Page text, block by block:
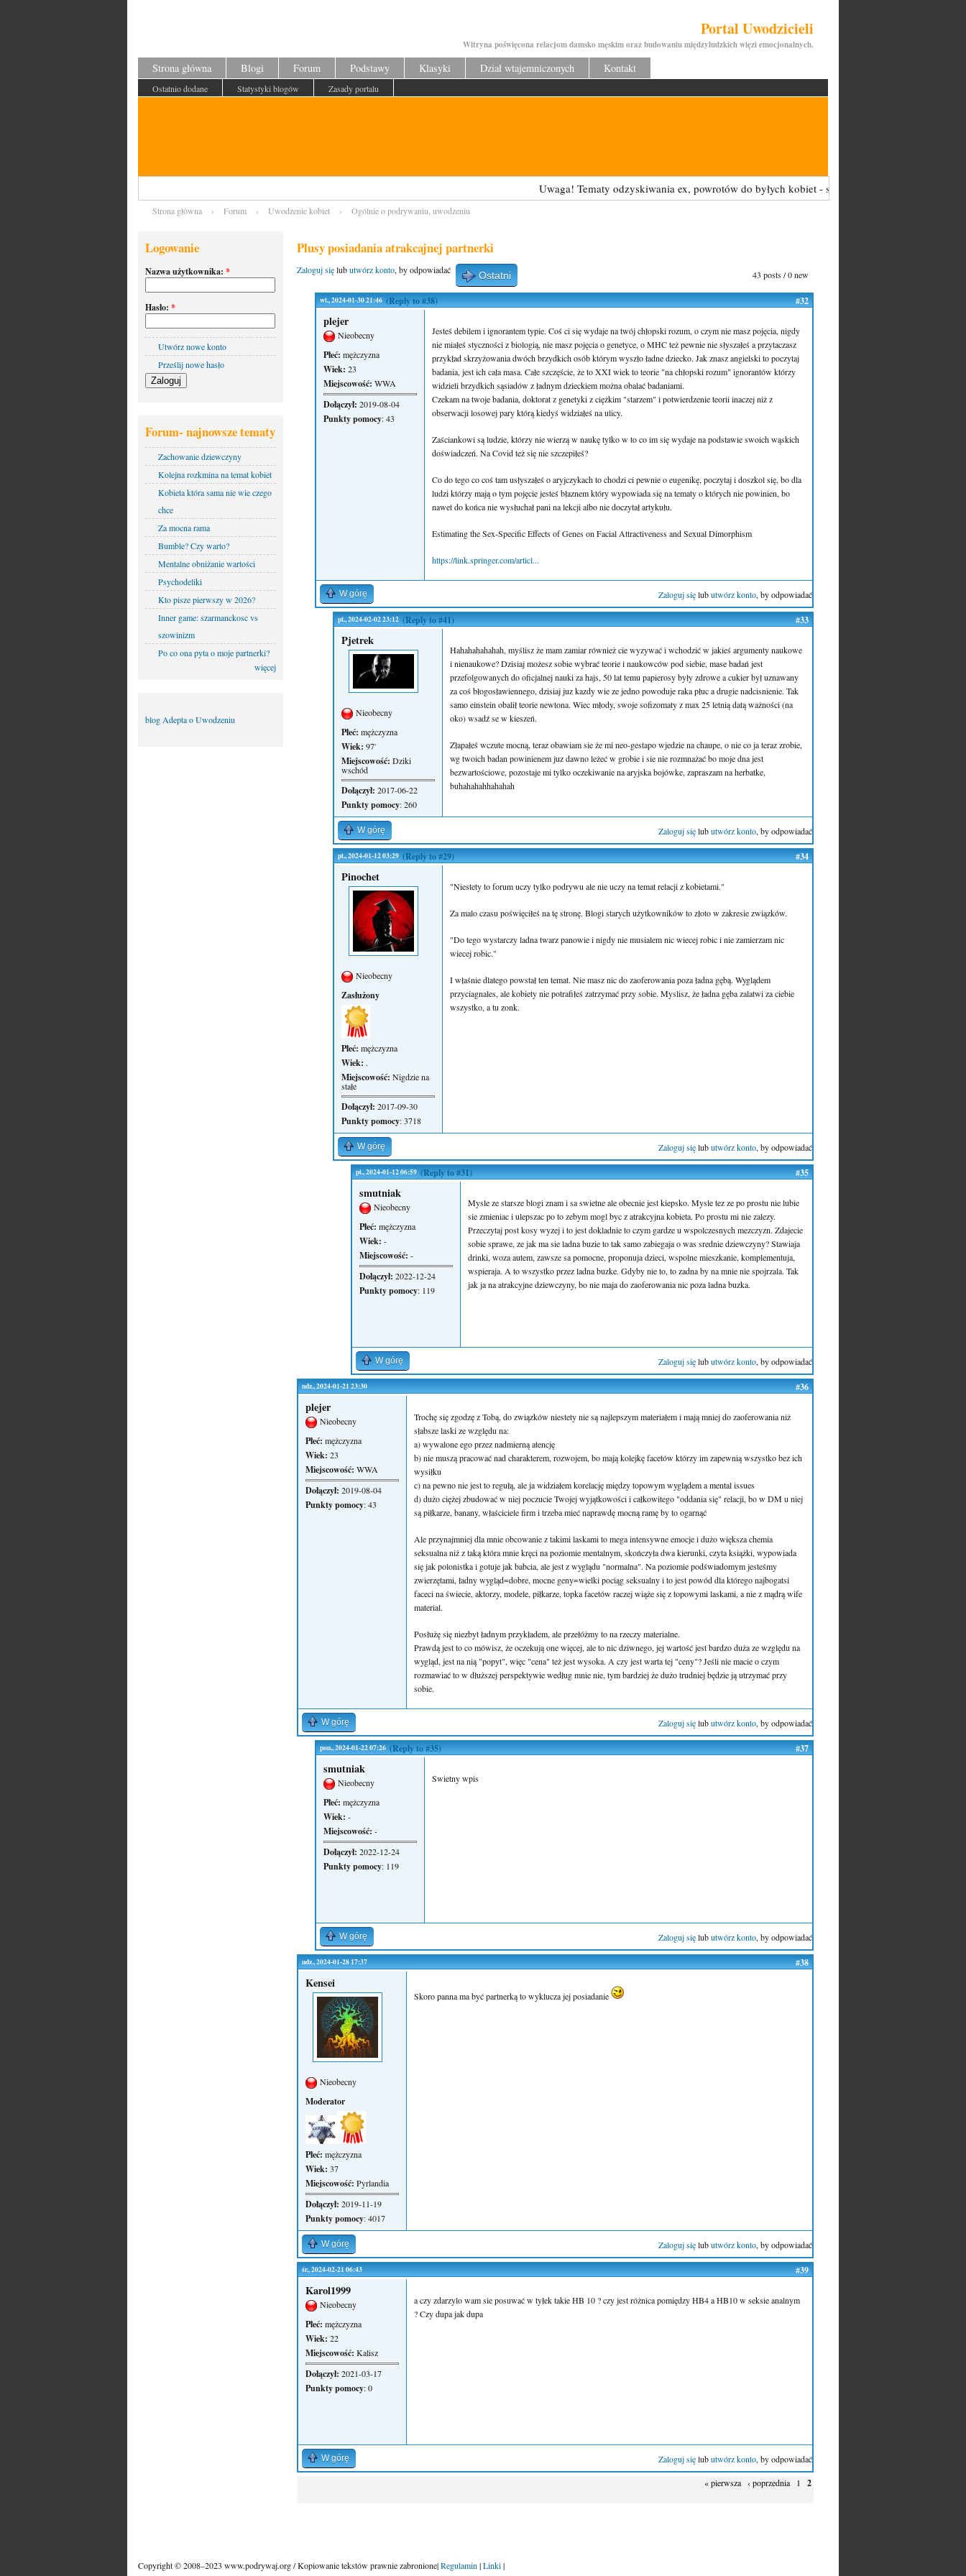
Portal Uwodzicieli
Witryna poświęcona relacjom damsko męskim oraz budowaniu międzyludzkich więzi emocjonalnych.
Strona główna Blogi Forum Podstawy Klasyki Dział wtajemniczonych Kontakt
Ostatnio dodane Statystyki blogów Zasady portalu
Uwaga! Tematy odzyskiwania ex, powrotów do byłych kobiet - są tu zabronione i będą
Strona główna › Forum › Uwodzenie kobiet › Ogólnie o podrywaniu, uwodzeniu
Logowanie
Nazwa użytkownika: *
Hasło: *
Utwórz nowe konto
Prześlij nowe hasło
Forum- najnowsze tematy
Zachowanie dziewczyny
Kolejna rozkmina na temat kobiet
Kobieta która sama nie wie czego
chce
Za mocna rama
Bumble? Czy warto?
Mentalne obniżanie wartości
Psychodeliki
Kto pisze pierwszy w 2026?
Inner game: szarmanckosc vs
szowinizm
Po co ona pyta o moje partnerki?
więcej
blog Adepta o Uwodzeniu
Plusy posiadania atrakcajnej partnerki
43 posts / 0 new
Zaloguj sięlubutwórz konto, by odpowiadać Ostatni
wt., 2024-01-30 21:46 (Reply to #38) #32
plejer
Nieobecny
Płeć: mężczyzna
Wiek: 23
Miejscowość: WWA
Dołączył: 2019-08-04
Punkty pomocy: 43
Jesteś debilem i ignorantem typie. Coś ci się wydaje na twój chłopski rozum, o czym nie masz pojęcia, nigdy
nie miałeś styczności z biologią, nie masz pojęcia o genetyce, o MHC też pewnie nie słyszałeś a przytaczasz
przykład skrzyżowania dwóch brzydkich osób którym wyszło ładne dziecko. Jak znasz angielski to poczytaj
badania, jest ich cała masa. Całe szczęście, że to XXI wiek to teorie "na chłopski rozum" ignorantów którzy
widzieli brzydkich sąsiadów z ładnym dzieckiem można obalać badaniami.
Czekam na twoje badania, doktorat z genetyki z ciężkim "starzem" i potwierdzenie teorii inaczej niż z
obserwacji losowej pary którą kiedyś widziałeś na ulicy.
Zaściankowi są ludzie, którzy nie wierzą w naukę tylko w to co im się wydaje na podstawie swoich wąskich
doświadczeń. Na Covid też się nie szczepiłeś?
Co do tego co coś tam usłyszałeś o aryjczykach to chodzi ci pewnie o eugenikę, poczytaj i doszkol się, bo dla
ludzi którzy mają o tym pojęcie jesteś błaznem który wypowiada się na tematy o których nie powinien, bo
nawet do końca nie wysłuchał pani na lekcji albo nie doczytał artykułu.
Estimating the Sex-Specific Effects of Genes on Facial Attractiveness and Sexual Dimorphism
https://link.springer.com/articl...
W górę Zaloguj sięlubutwórz konto, by odpowiadać
pt., 2024-02-02 23:12 (Reply to #41) #33
Pjetrek
Nieobecny
Płeć: mężczyzna
Wiek: 97'
Miejscowość: Dziki
wschód
Dołączył: 2017-06-22
Punkty pomocy: 260
Hahahahahahah, myślisz że mam zamiar również cie wyzywać i wchodzić w jakieś argumenty naukowe
i nienaukowe? Dzisiaj możesz sobie wybrać teorie i naukowców pod siebie, mase badań jest
przefolgowanych do oficjalnej nauki za hajs, 50 lat temu papierosy były zdrowe a cukier był uznawany
za coś błogosławiennego, dzisiaj juz kazdy wie ze jedno powoduje raka płuc a drugie nadcisnienie. Tak
samo einstein obalił teorie newtona. Wiec młody, swoje sofizomaty z max 25 letnią datą ważności (na
oko) wsadź se w kieszeń.
Złapałeś wczute mocną, teraz obawiam sie że mi neo-gestapo wjedzie na chaupe, o nie co ja teraz zrobie,
wg twoich badan powinienem juz dawno leżeć w grobie i sie nie rozmnażać bo moje dna jest
bezwartościowe, pozostaje mi tylko oczekiwanie na aryjska bojówke, zapraszam na herbatke,
buhahahahhahahah
W górę Zaloguj sięlubutwórz konto, by odpowiadać
pt., 2024-01-12 03:29 (Reply to #29) #34
Pinochet
Nieobecny
Zasłużony
Płeć: mężczyzna
Wiek: .
Miejscowość: Nigdzie na
stałe
Dołączył: 2017-09-30
Punkty pomocy: 3718
"Niestety to forum uczy tylko podrywu ale nie uczy na temat relacji z kobietami."
Za malo czasu poświęciłeś na tę stronę. Blogi starych użytkowników to złoto w zakresie związków.
"Do tego wystarczy ladna twarz panowie i nigdy nie musialem nic wiecej robic i nie zamierzam nic
wiecej robic."
I właśnie dlatego powstał ten temat. Nie masz nic do zaoferowania poza ładna gębą. Wyglądem
przyciagnales, ale kobiety nie potrafiłeś zatrzymać przy sobie. Myslisz, że ładna gęba zalatwi za ciebie
wszystko, a tu zonk.
W górę Zaloguj sięlubutwórz konto, by odpowiadać
pt., 2024-01-12 06:59 (Reply to #31) #35
smutniak
Nieobecny
Płeć: mężczyzna
Wiek: -
Miejscowość: -
Dołączył: 2022-12-24
Punkty pomocy: 119
Mysle ze starsze blogi znam i sa swietne ale obecnie jest kiepsko. Mysle tez ze po prostu nie lubie
sie zmieniac i ulepszac po to zebym mogl byc z atrakcyjna kobieta. Po prostu mi nie zalezy.
Przeczytaj post kosy wyzej i to jest dokladnie to czym gardze u wspolczesnych mezczyzn. Zdajecie
sobie sprawe, ze jak ma sie ladna buzie to tak samo zabiegaja o was srednie dziewczyny? Stawiaja
drinki, woza autem, zawsze sa pomocne, proponuja dzieci, wspolne mieszkanie, komplementuja,
wspieraja. A to wszystko przez ladna buzke. Gdyby nie to, to zadna by na mnie nie spojrzala. Tak
jak ja na atrakcyjne dziewczyny, bo nie maja do zaoferowania nic poza ladna buzka.
W górę Zaloguj sięlubutwórz konto, by odpowiadać
ndz., 2024-01-21 23:30 #36
plejer
Nieobecny
Płeć: mężczyzna
Wiek: 23
Miejscowość: WWA
Dołączył: 2019-08-04
Punkty pomocy: 43
Trochę się zgodzę z Tobą, do związków niestety nie są najlepszym materiałem i mają mniej do zaoferowania niż
słabsze laski ze względu na:
a) wywalone ego przez nadmierną atencję
b) nie muszą pracować nad charakterem, rozwojem, bo mają kolejkę facetów którzy im zapewnią wszystko bez ich
wysiłku
c) na pewno nie jest to regułą, ale ja widziałem korelację między topowym wyglądem a mental issues
d) dużo ciężej zbudować w niej poczucie Twojej wyjątkowości i całkowitego "oddania się" relacji, bo w DM u niej
są piłkarze, banany, właściciele firm i trzeba mieć naprawdę mocną ramę by to ogarnąć
Ale przynajmniej dla mnie obcowanie z takimi laskami to mega intensywne emocje i dużo większa chemia
seksualna niż z taką która mnie kręci na poziomie mentalnym, skończyła dwa kierunki, czyta książki, wypowiada
się jak polonistka i gotuje jak babcia, ale jest z wyglądu "normalna". Na poziomie podświadomym jesteśmy
zwierzętami, ładny wygląd=dobre, mocne geny=wielki pociąg seksualny i to jest powód dla którego najbogatsi
faceci na świecie, aktorzy, modele, piłkarze, topka facetów raczej wiąże się z topowymi laskami, a nie z mądrą wife
material.
Posłużę się niezbyt ładnym przykładem, ale przełóżmy to na rzeczy materialne.
Prawdą jest to co mówisz, że oczekują one więcej, ale to nic dziwnego, jej wartość jest bardzo duża ze względu na
wygląd, jest na nią "popyt", więc "cena" też jest wysoka. A czy jest warta tej "ceny"? Jeśli nie macie o czym
rozmawiać to w dłuższej perspektywie według mnie nie, tym bardziej że dużo trudniej będzie ją utrzymać przy
sobie.
W górę Zaloguj sięlubutwórz konto, by odpowiadać
pon., 2024-01-22 07:26 (Reply to #35) #37
smutniak
Nieobecny
Płeć: mężczyzna
Wiek: -
Miejscowość: -
Dołączył: 2022-12-24
Punkty pomocy: 119
Swietny wpis
W górę Zaloguj sięlubutwórz konto, by odpowiadać
ndz., 2024-01-28 17:37 #38
Kensei
Nieobecny
Moderator
Płeć: mężczyzna
Wiek: 37
Miejscowość: Pyrlandia
Dołączył: 2019-11-19
Punkty pomocy: 4017
Skoro panna ma być partnerką to wyklucza jej posiadanie
W górę Zaloguj sięlubutwórz konto, by odpowiadać
śr., 2024-02-21 06:43 #39
Karol1999
Nieobecny
Płeć: mężczyzna
Wiek: 22
Miejscowość: Kalisz
Dołączył: 2021-03-17
Punkty pomocy: 0
a czy zdarzylo wam sie posuwać w tyłek takie HB 10 ? czy jest różnica pomiędzy HB4 a HB10 w seksie analnym
? Czy dupa jak dupa
W górę Zaloguj sięlubutwórz konto, by odpowiadać
« pierwsza ‹ poprzednia 1 2
Copyright © 2008–2023 www.podrywaj.org / Kopiowanie tekstów prawnie zabronione|Regulamin|Linki|